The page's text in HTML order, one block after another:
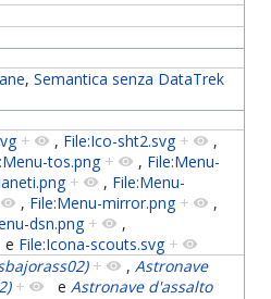
,Semantica senza DataTrek
+ , File:Ico-sht2.svg +
,
tos.png + , File:Menu-
+ , File:Menu-
, File:Menu-mirror.png +
,
dsn.png +
,
e File:Icona-scouts.svg +
+ ,Astronave
+ eAstronave d'assalto